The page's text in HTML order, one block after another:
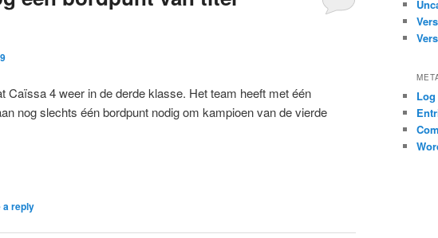
Caïssa 4 weer in de derde klasse. Het team heeft met één
nog slechts één bordpunt nodig om kampioen van de vierde
a reply